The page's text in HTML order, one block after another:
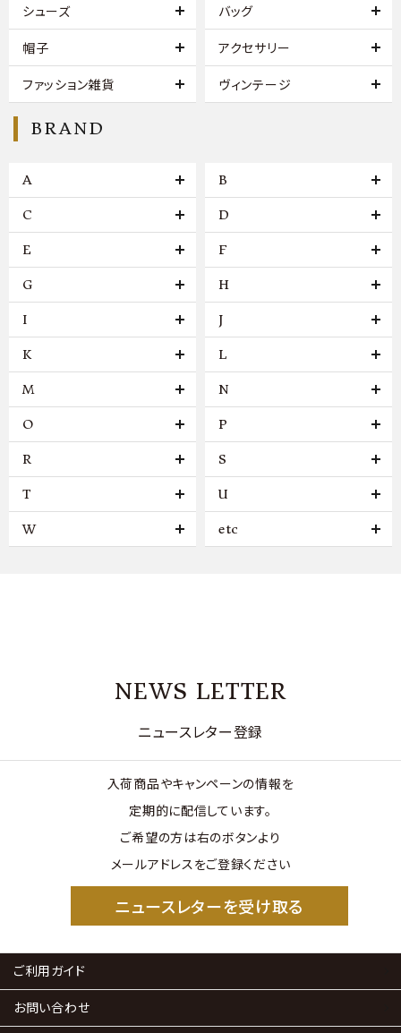
シューズ バッグ
帽子 アクセサリー
ファッション雑貨 ヴィンテージ
BRAND
A B
C D
E F
G H
I J
K L
M N
O P
R S
T U
W etc
NEWS LETTER
ニュースレター登録
入荷商品やキャンペーンの情報を
定期的に配信しています。
ご希望の方は右のボタンより
メールアドレスをご登録ください
ニュースレターを受け取る
ご利用ガイド
お問い合わせ